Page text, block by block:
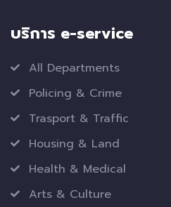
บริการ e-service
All Departments
Policing & Crime
Trasport & Traffic
Housing & Land
Health & Medical
Arts & Culture